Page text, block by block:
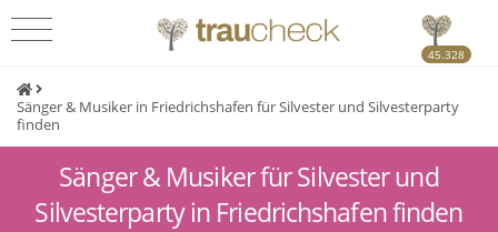
45.328
Sänger & Musiker in Friedrichshafen für Silvester und Silvesterparty
finden
Sänger & Musiker für Silvester und
Silvesterparty in Friedrichshafen finden